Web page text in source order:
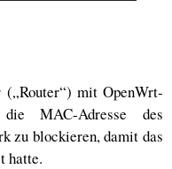
mit OpenWrt-
MAC-Adresse des
zu blockieren, damit das
hatte.